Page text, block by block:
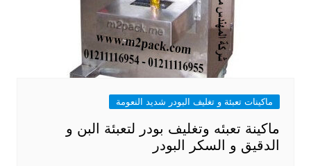
ماكينات تعبئة و تغليف البودر شديد النعومة
ماكينة تعبئه وتغليف بودر لتعبئة البن و
الدقيق و السكر البودر